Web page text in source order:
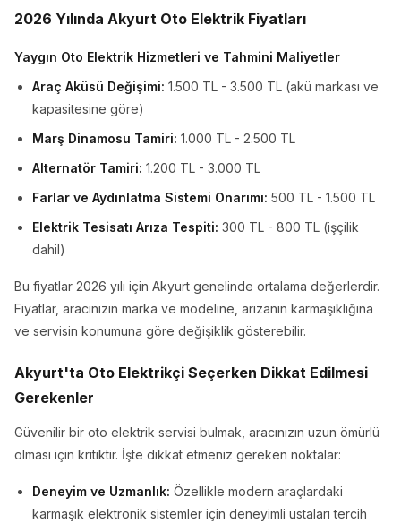
2026 Yılında Akyurt Oto Elektrik Fiyatları
Yaygın Oto Elektrik Hizmetleri ve Tahmini Maliyetler
Araç Aküsü Değişimi: 1.500 TL - 3.500 TL (akü markası ve
kapasitesine göre)
Marş Dinamosu Tamiri: 1.000 TL - 2.500 TL
Alternatör Tamiri: 1.200 TL - 3.000 TL
Farlar ve Aydınlatma Sistemi Onarımı: 500 TL - 1.500 TL
Elektrik Tesisatı Arıza Tespiti: 300 TL - 800 TL (işçilik
dahil)
Bu fiyatlar 2026 yılı için Akyurt genelinde ortalama değerlerdir.
Fiyatlar, aracınızın marka ve modeline, arızanın karmaşıklığına
ve servisin konumuna göre değişiklik gösterebilir.
Akyurt'ta Oto Elektrikçi Seçerken Dikkat Edilmesi
Gerekenler
Güvenilir bir oto elektrik servisi bulmak, aracınızın uzun ömürlü
olması için kritiktir. İşte dikkat etmeniz gereken noktalar:
Deneyim ve Uzmanlık: Özellikle modern araçlardaki
karmaşık elektronik sistemler için deneyimli ustaları tercih